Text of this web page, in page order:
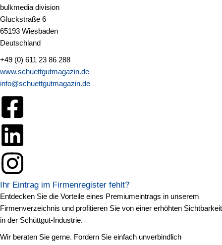
bulkmedia division
Gluckstraße 6
65193 Wiesbaden
Deutschland
+49 (0) 611 23 86 288
www.schuettgutmagazin.de
info@schuettgutmagazin.de
Ihr Eintrag im Firmenregister fehlt?
Entdecken Sie die Vorteile eines Premiumeintrags in unserem
Firmenverzeichnis und profitieren Sie von einer erhöhten Sichtbarkeit
in der Schüttgut-Industrie.
Wir beraten Sie gerne. Fordern Sie einfach unverbindlich